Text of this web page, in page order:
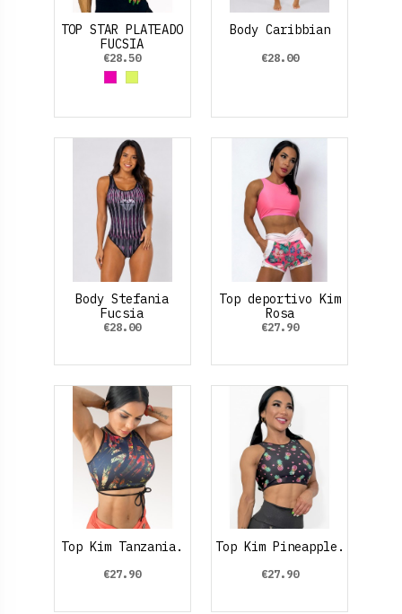
TOP STAR PLATEADO
FUCSIA
€28.50
FucsiaAmarillo Neon
Body Caribbian
€28.00
Body Stefania
Fucsia
€28.00
Top deportivo Kim
Rosa
€27.90
Top Kim Tanzania.
€27.90
Top Kim Pineapple.
€27.90